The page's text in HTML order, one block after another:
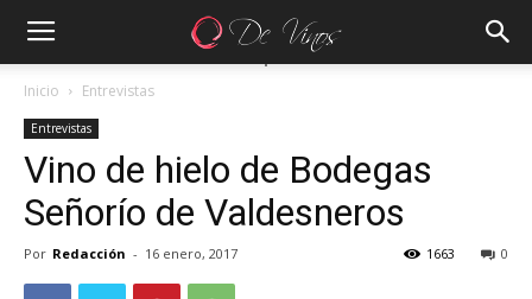
Inicio Entrevistas
Entrevistas
Vino de hielo de Bodegas
Señorío de Valdesneros
Por Redacción - 16 enero, 2017 0
1663